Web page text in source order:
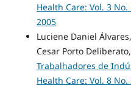
Health Care: Vol. 3
2005
Luciene Daniel
Cesar Porto Deliberato,
Trabalhadores de
Health Care: Vol. 8